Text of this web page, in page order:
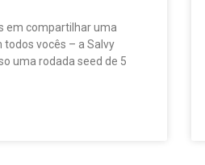
em compartilhar uma
todos vocês – a Salvy
uma rodada seed de 5